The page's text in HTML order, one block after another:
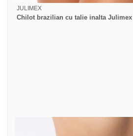
JULIMEX
Chilot brazilian cu talie inalta Julimex